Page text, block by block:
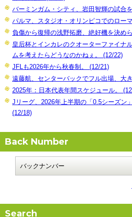
バーミンガム・シティ、岩田智輝の試合
パルマ、スタジオ・オリンピコでのロー
負傷から復帰の浅野拓磨、絶好機を決め
皇后杯とインカレのクオーターファイナ
ムを考えたらどうなのかねぇ。 (12/22)
JFLも2026年から秋春制。 (12/21)
遠藤航、センターバックでフル出場、大
2025年：日本代表年間スケジュール。
Jリーグ、2026年上半期の「0.5シーズン
(12/18)
Back Number
Search